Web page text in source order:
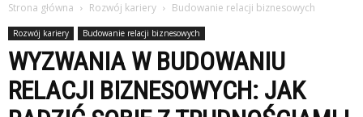
Strona główna Rozwój kariery Budowanie relacji biznesowych
Rozwój kariery Budowanie relacji biznesowych
WYZWANIA W BUDOWANIU
RELACJI BIZNESOWYCH: JAK